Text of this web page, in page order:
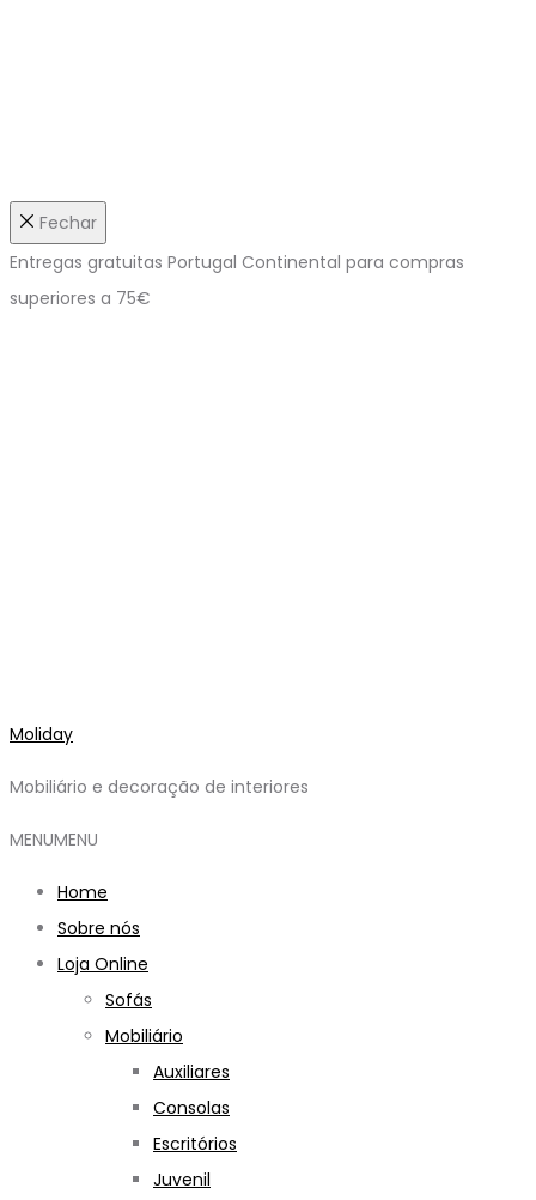
Fechar
Entregas gratuitas Portugal Continental para compras
superiores a 75€
Moliday
Mobiliário e decoração de interiores
MENUMENU
Home
Sobre nós
Loja Online
Sofás
Mobiliário
Auxiliares
Consolas
Escritórios
Juvenil